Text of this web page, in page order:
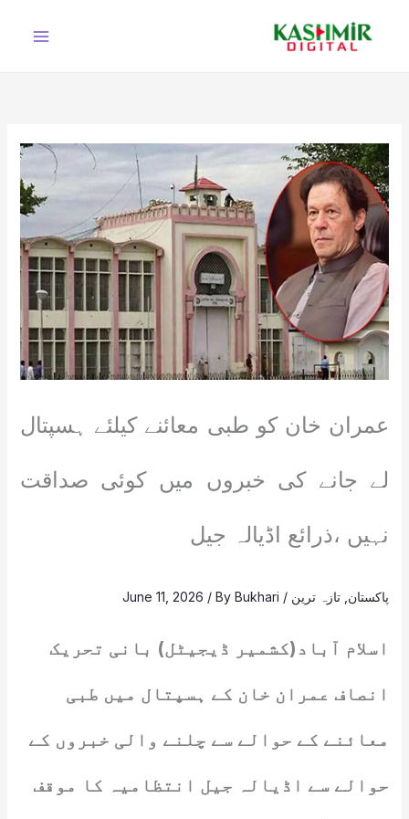
عمران خان کو طبی معائنے کیلئے ہسپتال
لے جانے کی خبروں میں کوئی صداقت
نہیں ،ذرائع اڈیالہ جیل
پاکستان تازہ ترین /
June 11, 2026 / ByBukhari
اسلام آباد(کشمیر ڈیجیٹل) بانی تحریک
انصاف عمران خان کے ہسپتال میں طبی
معائنے کے حوالے سے چلنے والی خبروں کے
حوالے سے اڈیالہ جیل انتظامیہ کا موقف